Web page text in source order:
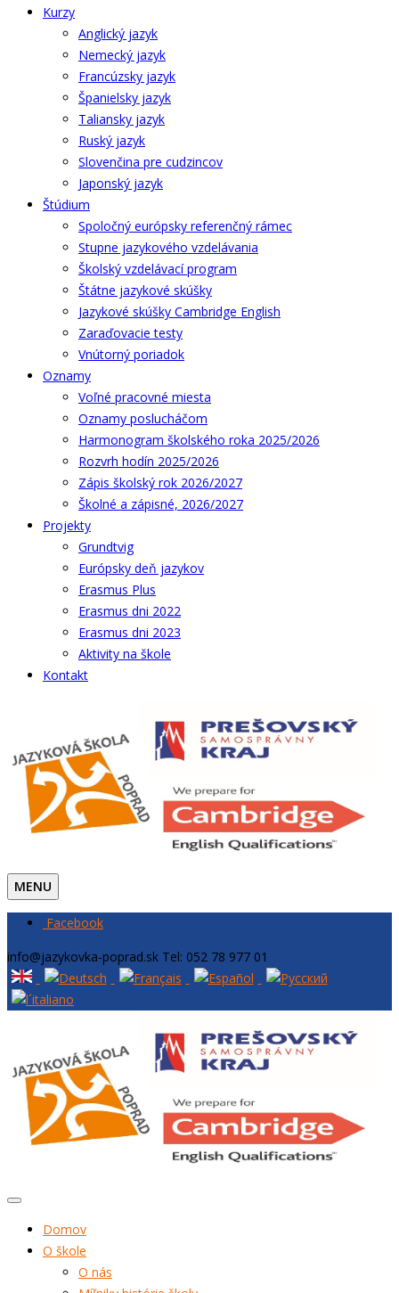
Kurzy
Anglický jazyk
Nemecký jazyk
Francúzsky jazyk
Španielsky jazyk
Taliansky jazyk
Ruský jazyk
Slovenčina pre cudzincov
Japonský jazyk
Štúdium
Spoločný európsky referenčný rámec
Stupne jazykového vzdelávania
Školský vzdelávací program
Štátne jazykové skúšky
Jazykové skúšky Cambridge English
Zaraďovacie testy
Vnútorný poriadok
Oznamy
Voľné pracovné miesta
Oznamy poslucháčom
Harmonogram školského roka 2025/2026
Rozvrh hodín 2025/2026
Zápis školský rok 2026/2027
Školné a zápisné, 2026/2027
Projekty
Grundtvig
Európsky deň jazykov
Erasmus Plus
Erasmus dni 2022
Erasmus dni 2023
Aktivity na škole
Kontakt
MENU
Facebook
info@jazykovka-poprad.sk Tel: 052 78 977 01
Domov
O škole
O nás